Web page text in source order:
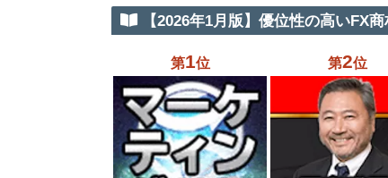
【2026年1月版】優位性の高いFX
第1位 第2位